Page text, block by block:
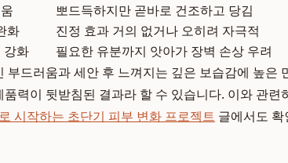
뽀드득하지만 곧바로 건조하고 당김
화
진정 효과 거의 없거나 오히려 자극적
강화
필요한 유분까지 앗아가 장벽 손상 우려
부드러움과 세안 후 느껴지는 깊은 보습감에 높은
력이 뒷받침된 결과라 할 수 있습니다. 이와 관련
시작하는 초단기 피부 변화 프로젝트 글에서도